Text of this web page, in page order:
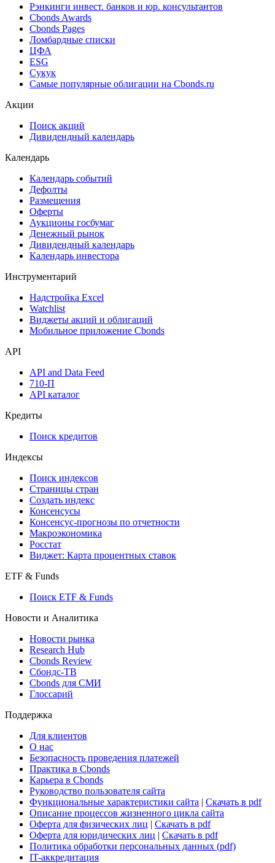
Рэнкинги инвест. банков и юр. консультантов
Cbonds Awards
Cbonds Pages
Ломбардные списки
ЦФА
ESG
Сукук
Самые популярные облигации на Cbonds.ru
Акции
Поиск акций
Дивидендный календарь
Календарь
Календарь событий
Дефолты
Размещения
Оферты
Аукционы госбумаг
Денежный рынок
Дивидендный календарь
Календарь инвестора
Инструментарий
Надстройка Excel
Watchlist
Виджеты акций и облигаций
Мобильное приложение Cbonds
API
API and Data Feed
710-П
API каталог
Кредиты
Поиск кредитов
Индексы
Поиск индексов
Страницы стран
Создать индекс
Консенсусы
Консенсус-прогнозы по отчетности
Макроэкономика
Росстат
Виджет: Карта процентных ставок
ETF & Funds
Поиск ETF & Funds
Новости и Аналитика
Новости рынка
Research Hub
Cbonds Review
Сбондс-ТВ
Cbonds для СМИ
Глоссарий
Поддержка
Для клиентов
О нас
Безопасность проведения платежей
Практика в Cbonds
Карьера в Cbonds
Руководство пользователя сайта
Функциональные характеристики сайта | Скачать в pdf
Описание процессов жизненного цикла сайта
Оферта для физических лиц | Скачать в pdf
Оферта для юридических лиц | Скачать в pdf
Политика обработки персональных данных (pdf)
IT-аккредитация